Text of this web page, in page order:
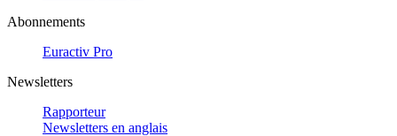
Abonnements
Euractiv Pro
Newsletters
Rapporteur
Newsletters en anglais